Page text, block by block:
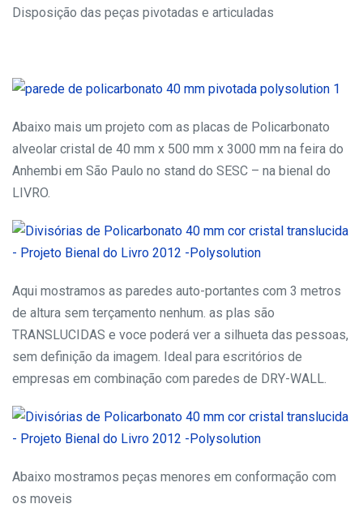
Disposição das peças pivotadas e articuladas
Abaixo mais um projeto com as placas de Policarbonato
alveolar cristal de 40 mm x 500 mm x 3000 mm na feira do
Anhembi em São Paulo no stand do SESC – na bienal do
LIVRO.
Aqui mostramos as paredes auto-portantes com 3 metros
de altura sem terçamento nenhum. as plas são
TRANSLUCIDAS e voce poderá ver a silhueta das pessoas,
sem definição da imagem. Ideal para escritórios de
empresas em combinação com paredes de DRY-WALL.
Abaixo mostramos peças menores em conformação com
os moveis